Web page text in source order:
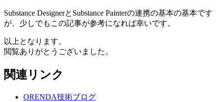
Substance DesignerとSubstance Painterの連携の基本の基本です
が、少しでもこの記事が参考になれば幸いです。
以上となります。
閲覧ありがとうございました。
関連リンク
ORENDA技術ブログ